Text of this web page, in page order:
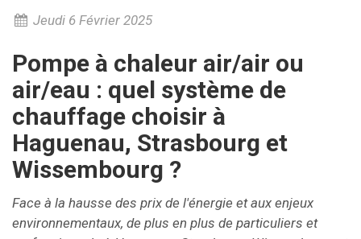
Jeudi 6 Février 2025
Pompe à chaleur air/air ou
air/eau : quel système de
chauffage choisir à
Haguenau, Strasbourg et
Wissembourg ?
Face à la hausse des prix de l'énergie et aux enjeux
environnementaux, de plus en plus de particuliers et